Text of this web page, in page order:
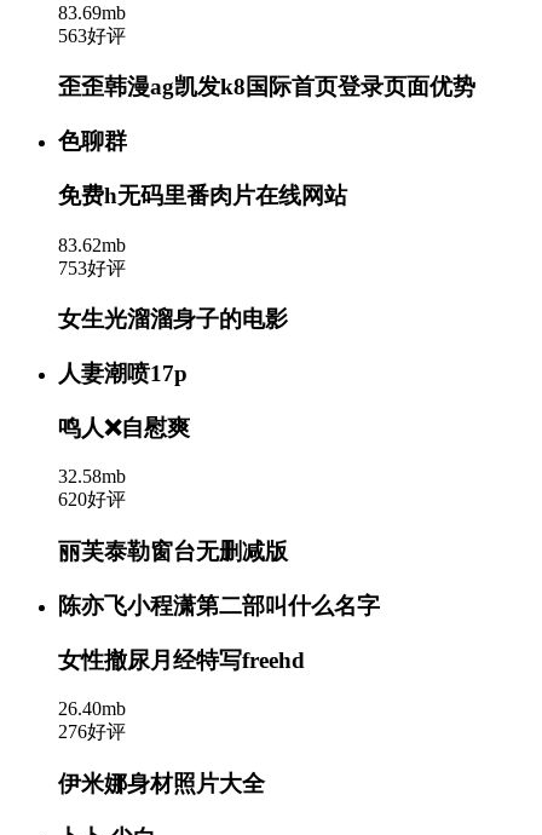
83.69mb
563好评
歪歪韩漫ag凯发k8国际首页登录页面优势
色聊群
免费h无码里番肉片在线网站
83.62mb
753好评
女生光溜溜身子的电影
人妻潮喷17p
鸣人❌自慰爽
32.58mb
620好评
丽芙泰勒窗台无删减版
陈亦飞小程潇第二部叫什么名字
女性撤尿月经特写freehd
26.40mb
276好评
伊米娜身材照片大全